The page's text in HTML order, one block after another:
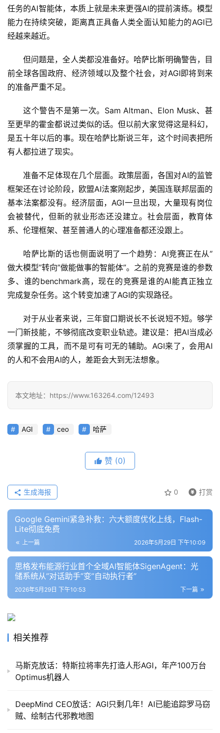
A
报
项
目
应
行
业
文
程
型
报
告
登录 注册
任务的AI智能体，本质上就是未来更强AI的提前演练。模型
能力在持续突破，距离真正具备人类全面认知能力的AGI已
经越来越近。
但问题是，全人类都没准备好。哈萨比斯明确警告，目
前全球各国政府、经济领域以及整个社会，对AGI即将到来
的准备严重不足。
这个警告不是第一次。Sam Altman、Elon Musk、甚
至更早的霍金都说过类似的话。但以前大家觉得这是科幻，
是五十年以后的事。现在哈萨比斯说三年，这个时间表把所
有人都拉进了现实。
准备不足体现在几个层面。政策层面，各国对AI的监管
框架还在讨论阶段，欧盟AI法案刚起步，美国连联邦层面的
基本法案都没有。经济层面，AGI一旦出现，大量现有岗位
会被替代，但新的就业形态还没建立。社会层面，教育体
系、伦理框架、甚至普通人的心理准备都还没跟上。
哈萨比斯的话也侧面说明了一个趋势：AI竞赛正在从”
做大模型”转向”做能做事的智能体”。之前的竞赛是谁的参数
多、谁的benchmark高，现在的竞赛是谁的AI能真正独立
完成复杂任务。这个转变加速了AGI的实现路径。
对于从业者来说，三年窗口期说长不长说短不短。够学
一门新技能，不够彻底改变职业轨迹。建议是：把AI当成必
须掌握的工具，而不是可有可无的辅助。AGI来了，会用AI
的人和不会用AI的人，差距会大到无法想象。
本文地址：https://www.163264.com/12493
AGI ceo 哈萨
赞 (0)
0 打赏
生成海报
Google Gemini紧急补救：六大额度优化上线，Flash-
Lite彻底免费
上一篇 2026年5月29日 下午10:09
思格发布能源行业首个全域AI智能体SigenAgent：光
储系统从”对话助手”变”自动执行者”
下一篇
2026年5月29日 下午10:53
相关推荐
马斯克放话：特斯拉将率先打造人形AGI，年产100万台
Optimus机器人
DeepMind CEO放话：AGI只剩几年！AI已能追踪罗马窃
贼、绘制古代邪教地图